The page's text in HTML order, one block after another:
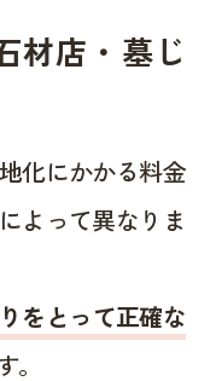
材店・墓じ
化にかかる料金
よって異なりま
をとって正確な
。